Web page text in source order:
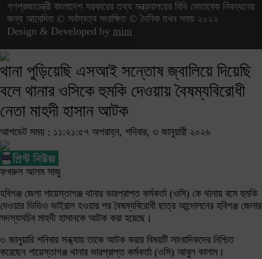
গণপ্রজাতন্ত্রী বাংলাদেশ সরকারের তথ্য মন্ত্রনালয়ের বিধি মোতাবেক নিবন্ধনের
জন্য আবেদিত © সর্বস্বত্ব সংরক্ষিত © দৈনিক যখন সময় ২০২২
Design & Developed by mim
থানা পুড়িয়েছি এসআই সন্তোষ জ্বালিয়ে দিয়েছি
বলে থানার ওসিকে হুমকি দেওয়ায় বৈষম্যবিরোধী
নেতা মাহদী হাসান আটক
আপডেট সময় : ১১:২১:৫৭ অপরাহ্ন, শনিবার, ৩ জানুয়ারী ২০২৬
ফখরুল আলম সাজু
হবিগঞ্জ জেলা শায়েস্তাগঞ্জ থানার ভারপ্রাপ্ত কর্মকর্তা (ওসি) কে থানায় বসে হুমকি
দেওয়ার ভিডিও ভাইরাল হওয়ার পর বৈষম্যবিরোধী ছাত্র আন্দোলনের হবিগঞ্জ জেলার
সদস্যসচিব মাহদী হাসানকে আটক করা হয়েছে।
৩ জানুয়ারি শনিবার সন্ধ্যায় তাকে আটক করার বিষয়টি সাংবাদিকদের নিশ্চিত
করেছেন শায়েস্তাগঞ্জ থানার ভারপ্রাপ্ত কর্মকর্তা (ওসি) আবুল কালাম।